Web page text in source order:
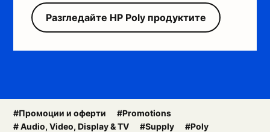
Разгледайте HP Poly продуктите
#Промоции и оферти
#Promotions
# Audio, Video, Display & TV
#Supply #Poly